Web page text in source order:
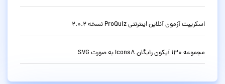
اسکریپت آزمون آنلاین اینترنتی ProQuiz نسخه 2.0.2
مجموعه 130 آیکون رایگان Icons8 به صورت SVG